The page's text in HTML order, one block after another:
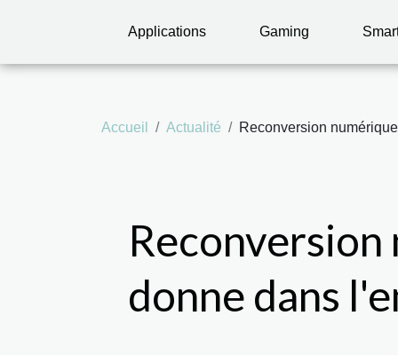
Applications Gaming
Accueil Actualité Reconversion
Reconversion
donne dans